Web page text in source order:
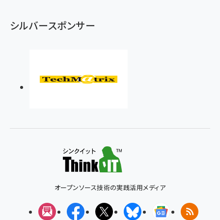
シルバースポンサー
オープンソース技術の実践活用メディア
メルマガFacebookX(エックス)BlueskyGoogleニュ
RSS